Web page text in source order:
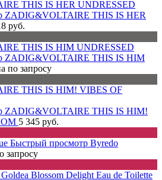
ZADIG&VOLTAIRE THIS IS HER
руб.
ZADIG&VOLTAIRE THIS IS HIM
по запросу
ZADIG&VOLTAIRE THIS IS HIM!
5 345 руб.
Быстрый просмотр Byredo
запросу